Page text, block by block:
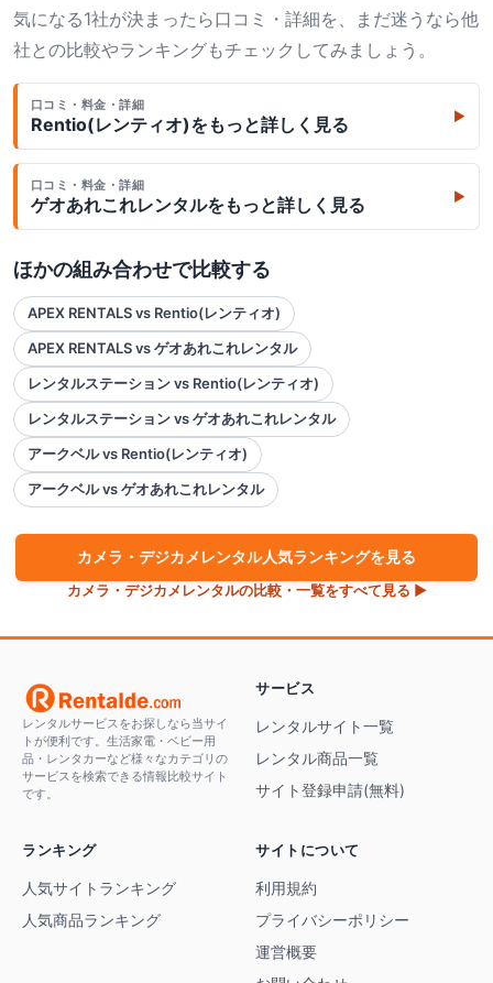
気になる1社が決まったら口コミ・詳細を、まだ迷うなら他
社との比較やランキングもチェックしてみましょう。
口コミ・料金・詳細
Rentio(レンティオ)をもっと詳しく見る ▶
口コミ・料金・詳細
ゲオあれこれレンタルをもっと詳しく見る ▶
ほかの組み合わせで比較する
APEX RENTALS vs Rentio(レンティオ)
APEX RENTALS vs ゲオあれこれレンタル
レンタルステーション vs Rentio(レンティオ)
レンタルステーション vs ゲオあれこれレンタル
アークベル vs Rentio(レンティオ)
アークベル vs ゲオあれこれレンタル
カメラ・デジカメ レンタル人気ランキングを見る
カメラ・デジカメ レンタルの比較・一覧をすべて見る ▶
レンタルサービスをお探しなら当サイ
トが便利です。生活家電・ベビー用
品・レンタカーなど様々なカテゴリの
サービスを検索できる情報比較サイト
です。
サービス
レンタルサイト一覧
レンタル商品一覧
サイト登録申請(無料)
ランキング
人気サイトランキング
人気商品ランキング
サイトについて
利用規約
プライバシーポリシー
運営概要